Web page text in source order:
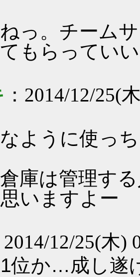
っ。チーム
もらってい
：2014/12/25(
ように使っ
庫は管理す
いますよー
2014/12/25(木
位か…成し遂